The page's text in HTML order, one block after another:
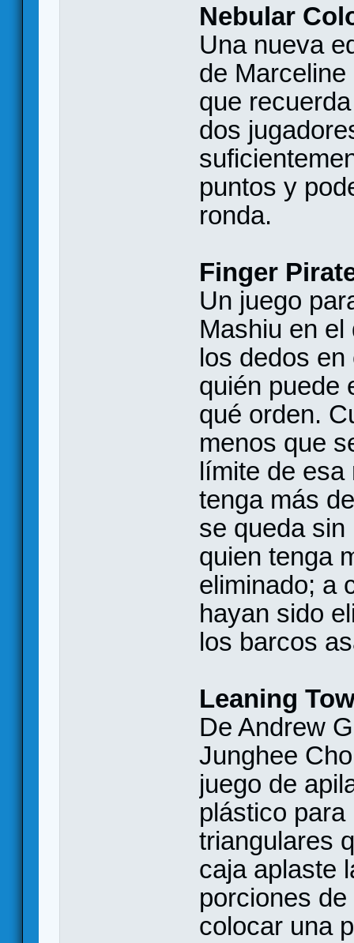
Nebular
Una nueva
de
que
dos
puntos y
ronda.
Finger
Un juego
Mashiu en
los dedos
quién puede
qué orden.
menos que
límite de esa
tenga más
se queda sin
quien tenga
eliminado; a
hayan sido
los barcos
Leaning
De Andrew
Junghee
juego de
plástico
triangulares
caja aplaste
porciones
colocar una